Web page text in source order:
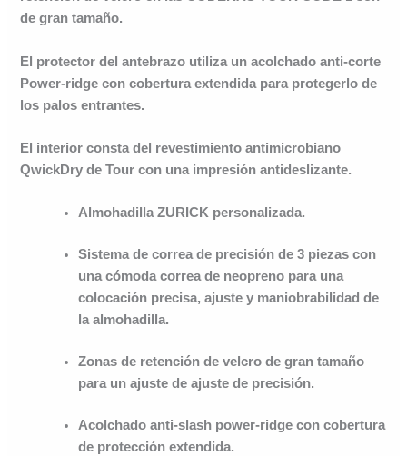
de gran tamaño.
El protector del antebrazo utiliza un acolchado anti-corte
Power-ridge con cobertura extendida para protegerlo de
los palos entrantes.
El interior consta del revestimiento antimicrobiano
QwickDry de Tour con una impresión antideslizante.
Almohadilla ZURICK personalizada.
Sistema de correa de precisión de 3 piezas con
una cómoda correa de neopreno para una
colocación precisa, ajuste y maniobrabilidad de
la almohadilla.
Zonas de retención de velcro de gran tamaño
para un ajuste de ajuste de precisión.
Acolchado anti-slash power-ridge con cobertura
de protección extendida.